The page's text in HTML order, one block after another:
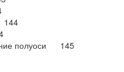
144
полуоси 145